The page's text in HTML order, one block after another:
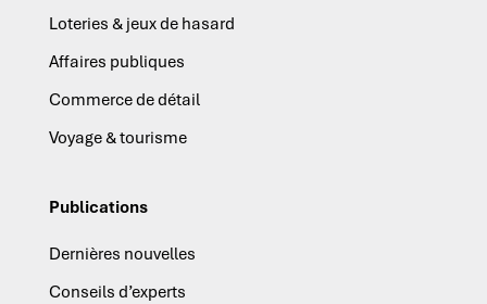
Loteries & jeux de hasard
Affaires publiques
Commerce de détail
Voyage & tourisme
Publications
Dernières nouvelles
Conseils d’experts